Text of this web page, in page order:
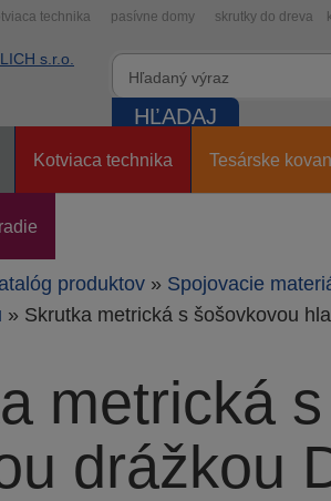
Kotviaca technika Tesárske
technika pasívne domy skrutky do dreva
produktov » Spojovacie
» Skrutka metrická s šošovkovou
metrická
drážkou